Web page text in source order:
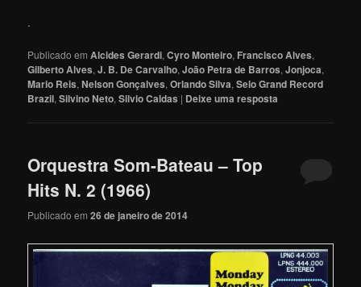
.
Publicado em Alcides Gerardi,Cyro Monteiro, Francisco Alves,
Gilberto Alves,J. B. De Carvalho,João Petra de Barros,Jonjoca,
Mario Reis,Nelson Gonçalves,Orlando Silva,Selo Grand Record
Brazil,Silvino Neto,Silvio Caldas | Deixe uma resposta
Orquestra Som-Bateau – Top
Hits N. 2 (1966)
Publicado em26 de janeiro de 2014